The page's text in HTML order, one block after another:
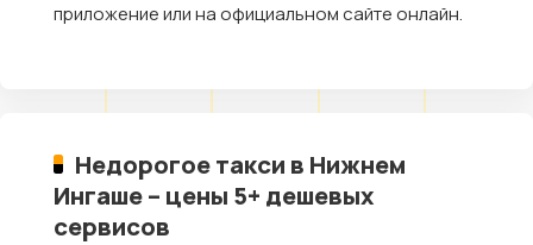
приложение или на официальном сайте онлайн.
Недорогое такси в Нижнем
Ингаше – цены 5+ дешевых
сервисов